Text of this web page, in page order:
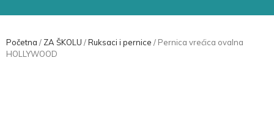
Početna / ZA ŠKOLU /Ruksaci i pernice / Pernica vrećica ovalna
HOLLYWOOD